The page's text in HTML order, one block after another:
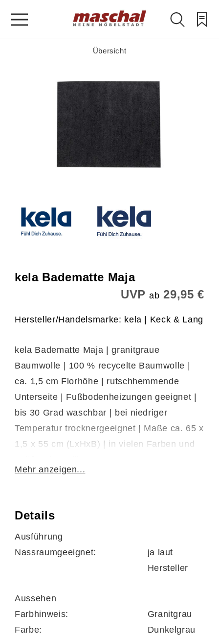
Übersicht
kela Badematte Maja
UVPab 29,95 €
Hersteller/Handelsmarke: kela | Keck & Lang
kela Badematte Maja | granitgraue
Baumwolle | 100 % recycelte Baumwolle |
ca. 1,5 cm Florhöhe | rutschhemmende
Unterseite | Fußbodenheizungen geeignet |
bis 30 Grad waschbar | bei niedriger
Temperatur trocknergeeignet | Maße ca. 65 x
1,5 x 55 cm (LxHxB) | in vielen Farben und
Mehr anzeigen...
Details
Ausführung
Nassraumgeeignet:
ja laut
Hersteller
Aussehen
Farbhinweis:
Granitgrau
Farbe:
Dunkelgrau